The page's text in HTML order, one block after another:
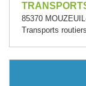
85370
Transports